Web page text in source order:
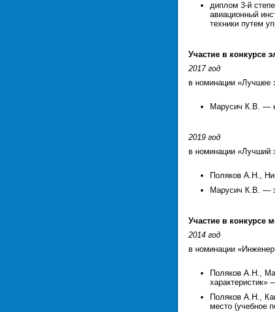
диплом 3-й
авиационный
техники путем
Участие в конкурсе
2017 год
в номинации «Лучшее
Марусич К.В. —
2019 год
в номинации «Лучший
Поляков А.Н.,
Марусич К.В. —
Участие в конкурсе
2014 год
в номинации
Поляков А.Н.,
характеристик»
Поляков А.Н.,
место (учебное